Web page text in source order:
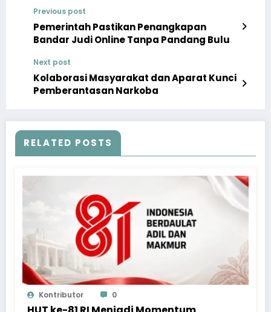
Previous post
Pemerintah Pastikan Penangkapan
Bandar Judi Online Tanpa Pandang Bulu
Next post
Kolaborasi Masyarakat dan Aparat Kunci
Pemberantasan Narkoba
RELATED POSTS
Kontributor 0